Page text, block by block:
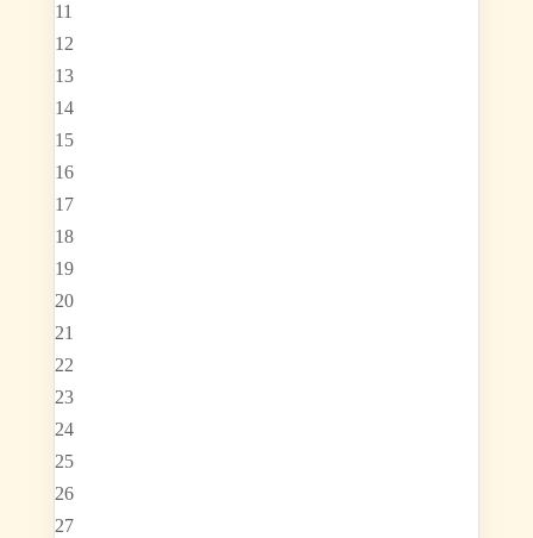
11
12
13
14
15
16
17
18
19
20
21
22
23
24
25
26
27